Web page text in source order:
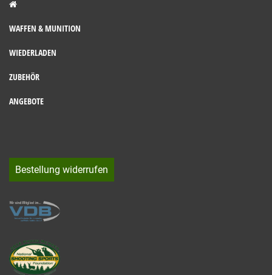
WAFFEN & MUNITION
WIEDERLADEN
ZUBEHÖR
ANGEBOTE
Bestellung widerrufen